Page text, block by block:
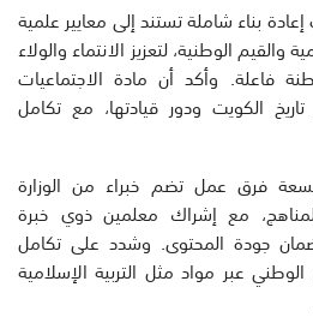
بناء شاملة تستند إلى معايير علمية
والقيم الوطنية، لتعزيز الانتماء والولاء
فاعلة. وأكد أن مادة الاجتماعيات
الكويت ودور قيادتها، مع تكامل
فرق عمل تضم خبراء من الوزارة
المناهج، مع إشراك معلمين ذوي خبرة
جودة المحتوى. وشدد على تكامل
عبر مواد مثل التربية الإسلامية